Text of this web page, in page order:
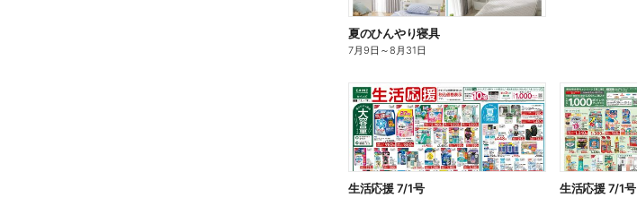
夏のひんやり寝具
7月9日 ～8月31日
生活応援 7/1号 生活応援 7/1号